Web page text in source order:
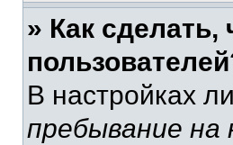
» Как
В настройках
пребывание на